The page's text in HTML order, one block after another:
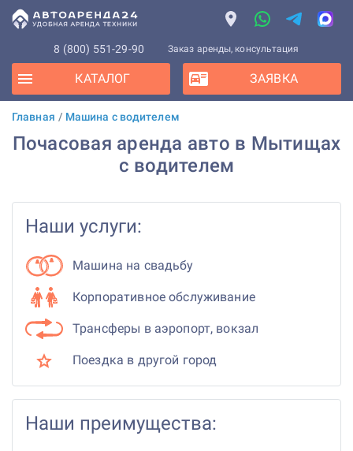
8 (800) 551-29-90 Заказ аренды, консультация
КАТАЛОГ ЗАЯВКА
Главная / Машина с водителем
Почасовая аренда авто в Мытищах
с водителем
Наши услуги:
Машина на свадьбу
Корпоративное обслуживание
Трансферы в аэропорт, вокзал
Поездка в другой город
Наши преимущества: